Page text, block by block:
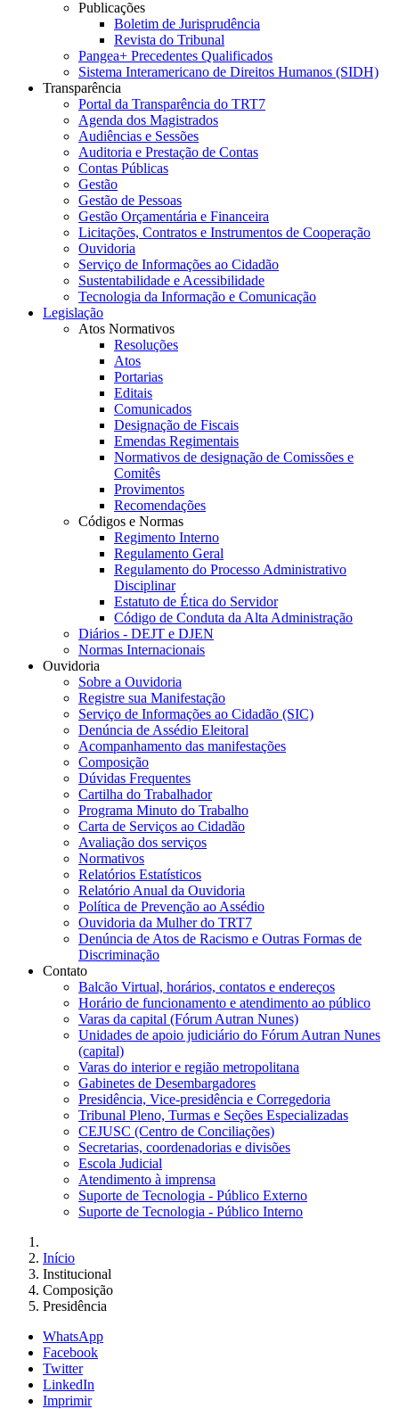
Publicações
Boletim de Jurisprudência
Revista do Tribunal
Pangea+ Precedentes Qualificados
Sistema Interamericano de Direitos Humanos (SIDH)
Transparência
Portal da Transparência do TRT7
Agenda dos Magistrados
Audiências e Sessões
Auditoria e Prestação de Contas
Contas Públicas
Gestão
Gestão de Pessoas
Gestão Orçamentária e Financeira
Licitações, Contratos e Instrumentos de Cooperação
Ouvidoria
Serviço de Informações ao Cidadão
Sustentabilidade e Acessibilidade
Tecnologia da Informação e Comunicação
Legislação
Atos Normativos
Resoluções
Atos
Portarias
Editais
Comunicados
Designação de Fiscais
Emendas Regimentais
Normativos de designação de Comissões e
Comitês
Provimentos
Recomendações
Códigos e Normas
Regimento Interno
Regulamento Geral
Regulamento do Processo Administrativo
Disciplinar
Estatuto de Ética do Servidor
Código de Conduta da Alta Administração
Diários - DEJT e DJEN
Normas Internacionais
Ouvidoria
Sobre a Ouvidoria
Registre sua Manifestação
Serviço de Informações ao Cidadão (SIC)
Denúncia de Assédio Eleitoral
Acompanhamento das manifestações
Composição
Dúvidas Frequentes
Cartilha do Trabalhador
Programa Minuto do Trabalho
Carta de Serviços ao Cidadão
Avaliação dos serviços
Normativos
Relatórios Estatísticos
Relatório Anual da Ouvidoria
Política de Prevenção ao Assédio
Ouvidoria da Mulher do TRT7
Denúncia de Atos de Racismo e Outras Formas de
Discriminação
Contato
Balcão Virtual, horários, contatos e endereços
Horário de funcionamento e atendimento ao público
Varas da capital (Fórum Autran Nunes)
Unidades de apoio judiciário do Fórum Autran Nunes
(capital)
Varas do interior e região metropolitana
Gabinetes de Desembargadores
Presidência, Vice-presidência e Corregedoria
Tribunal Pleno, Turmas e Seções Especializadas
CEJUSC (Centro de Conciliações)
Secretarias, coordenadorias e divisões
Escola Judicial
Atendimento à imprensa
Suporte de Tecnologia - Público Externo
Suporte de Tecnologia - Público Interno
Início
Institucional
Composição
Presidência
WhatsApp
Facebook
Twitter
LinkedIn
Imprimir